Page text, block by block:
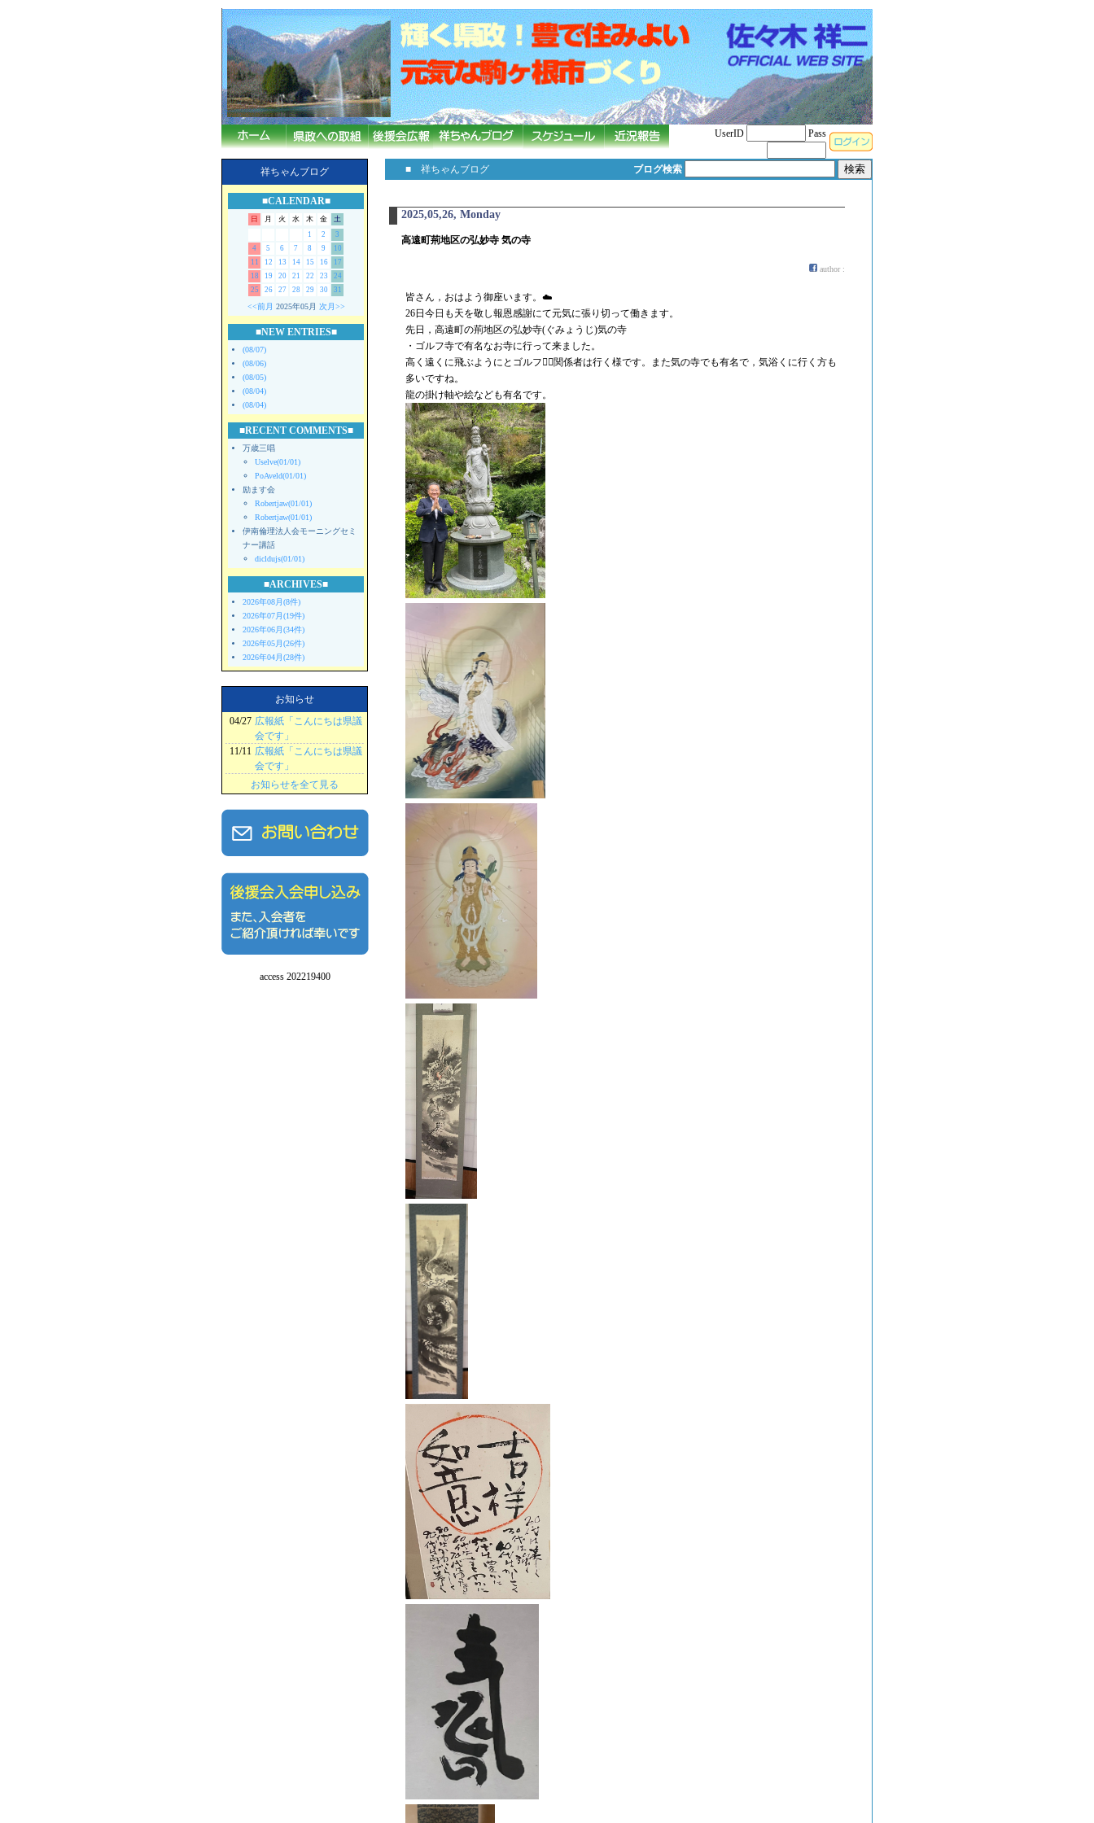
UserID Pass
祥ちゃんブログ
■CALENDAR■
日 月 火 水 木 金
土
1
2
3
4
5 6 7 8 9
10
11
12 13 14 15 16
17
18
19 20 21 22 23
24
25
26 27 28 29 30 31
<<前月 2025年05月 次月>>
■NEW ENTRIES■
(08/07)
(08/06)
(08/05)
(08/04)
(08/04)
■RECENT COMMENTS■
万歳三唱
Uselve(01/01)
PoAveld(01/01)
励ます会
Robertjaw(01/01)
Robertjaw(01/01)
伊南倫理法人会モーニングセミ
ナー講話
dicldujs(01/01)
■ARCHIVES■
2026年08月(8件)
2026年07月(19件)
2026年06月(34件)
2026年05月(26件)
2026年04月(28件)
お知らせ
04/27 広報紙「こんにちは県議
会です」
11/11 広報紙「こんにちは県議
会です」
お知らせを全て見る
access 202219400
■ 祥ちゃんブログ ブログ検索
2025,05,26, Monday
高遠町荊地区の弘妙寺 気の寺
author :
皆さん，おはよう御座います。☁️
26日今日も天を敬し報恩感謝にて元気に張り切って働きます。
先日，高遠町の荊地区の弘妙寺(ぐみょうじ)気の寺
・ゴルフ寺で有名なお寺に行って来ました。
高く遠くに飛ぶようにとゴルフ🏌️‍♀️関係者は行く様です。また気の寺でも有名で，気浴くに行く方も
多いですね。
龍の掛け軸や絵なども有名です。